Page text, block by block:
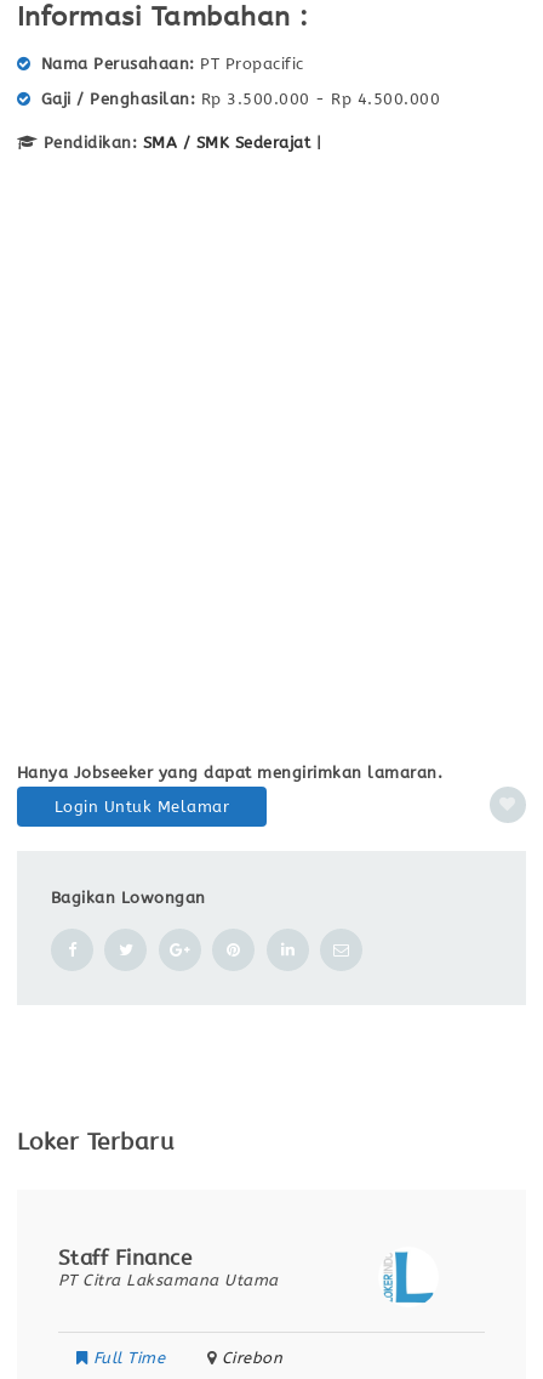
Informasi Tambahan :
Nama Perusahaan
PT Propacific
Gaji / Penghasilan
Rp 3.500.000 - Rp 4.500.000
Pendidikan: SMA / SMK Sederajat|
Hanya Jobseeker yang dapat mengirimkan lamaran.
Login Untuk Melamar
Bagikan Lowongan
Loker Terbaru
Staff Finance
PT Citra Laksamana Utama
Full Time Cirebon